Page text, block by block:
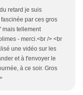
retard je suis
par ces gros
mais tellement
- merci.<br /> <br
une vidéo sur les
et à t'envoyer le
à ce soir. Gros